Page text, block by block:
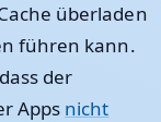
überladen
führen kann.
der
Apps nicht